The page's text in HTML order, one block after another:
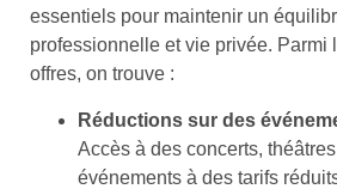
essentiels pour maintenir un
professionnelle et vie privée. Parmi
offres, on trouve :
Réductions sur des
Accès à des concerts,
événements à des tarifs